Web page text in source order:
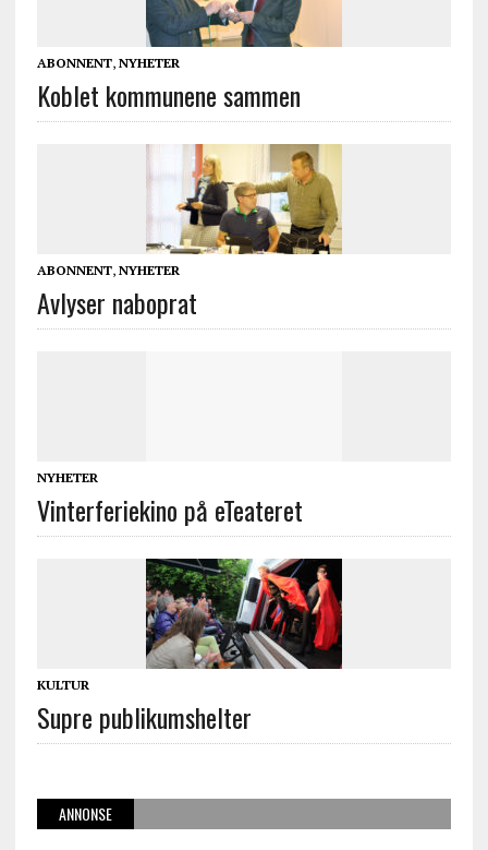
ABONNENT, NYHETER
Koblet kommunene sammen
ABONNENT, NYHETER
Avlyser naboprat
NYHETER
Vinterferiekino på eTeateret
KULTUR
Supre publikumshelter
ANNONSE